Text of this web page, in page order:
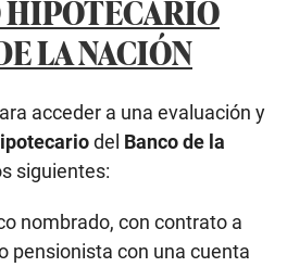
LA NACIÓN
acceder a una evaluación y
del Banco de la
siguientes:
nombrado, con contrato a
pensionista con una cuenta